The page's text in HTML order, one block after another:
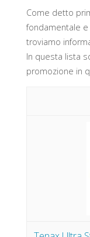
Come detto
fondamentale
troviamo
In questa lista
promozione in